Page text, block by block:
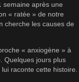
semaine après une
« ratée » de notre
cherche les causes de
« anxiogène » à
Quelques jours plus
raconte cette histoire.